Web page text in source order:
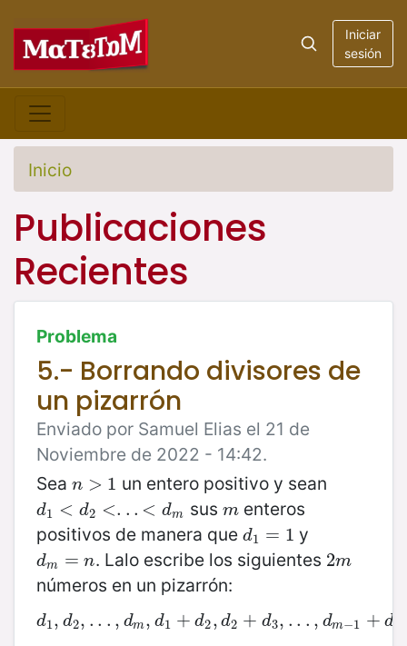
Iniciar
sesión
Inicio
Publicaciones
Recientes
Problema
5.- Borrando divisores de
un pizarrón
Enviado por Samuel Elias el 21 de
Noviembre de 2022 - 14:42.
Sea n > 1
n>1 un entero positivo y sean
d1 < d2 <. . . < dm
d1 <d 2< ...< d m sus m
m enteros
positivos de manera que d1 = 1
d1 =1 y
dm = n
dm =n . Lalo escribe los siguientes 2m
2m
números en un pizarrón:
d1, d2, . . . , dm, d1 + d2, d2 + d3, . . . , dm−1 + d
d1, d2, . ., d m,d1 +d 2, d2+d3,. .,dm −1+dm, N